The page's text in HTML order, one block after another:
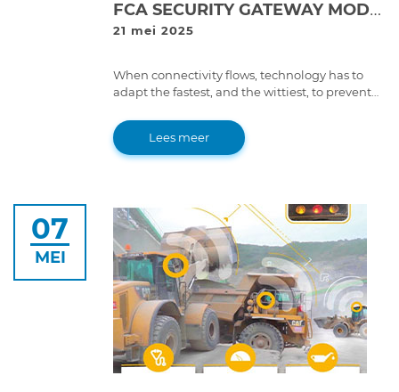
FCA SECURITY GATEWAY MODULES AUTHORIZATION WITH JALTEST
21 mei 2025
When connectivity flows, technology has to
adapt the fastest, and the wittiest, to prevent
manipulation.
Lees meer
07
MEI